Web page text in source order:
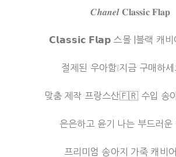
𝑪𝒉𝒂𝒏𝒆𝒍 𝐂𝐥𝐚𝐬𝐬𝐢𝐜 𝐅𝐥𝐚𝐩
𝗖𝗹𝗮𝘀𝘀𝗶𝗰 𝗙𝗹𝗮𝗽 스몰 |블랙 캐비
절제된 우아함❕지금 구매하
맞춤 제작 프랑스산🇫🇷 수입 송
은은하고 윤기 나는 부드러운
프리미엄 송아지 가죽 캐비